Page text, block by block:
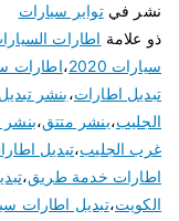
نشر فيتواير سيارات
ذو علامة اطارات
سيارات 2020
،اطارات
تبديل اطارات،بنشر
الجليب،بنشر متتق،بنشر
غرب الجليب،تبديل
اطارات خدمة طريق،
الكويت،تبديل اطارات